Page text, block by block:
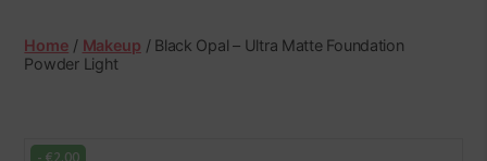
Beauty
Centre
Home / Makeup / Black Opal – Ultra Matte Foundation
Powder Light